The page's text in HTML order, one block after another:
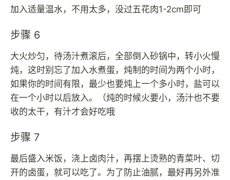
加入适量温水，不用太多，没过五花肉1-2cm即可
步骤 6
大火炒匀，待汤汁煮滚后，全部倒入砂锅中，转小火慢
炖，这时别忘了加入水煮蛋，炖制的时间为两个小时，
如果你的时间有限，最少也要炖上一个多小时，盐可以
在一个小时以后放入。（炖的时候火要小，汤汁也不要
收的太干，有汁才会好吃哦
步骤 7
最后盛入米饭，浇上卤肉汁，再摆上烫熟的青菜叶、切
开的卤蛋，就可以吃了。为了防止油腻，最好再另外准